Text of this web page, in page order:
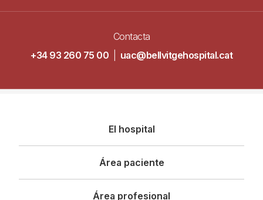
Contacta
+34 93 260 75 00
uac@bellvitgehospital.cat
principal
El hospital
Área paciente
Área profesional